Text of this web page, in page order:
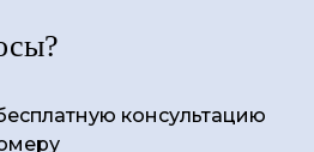
консультацию